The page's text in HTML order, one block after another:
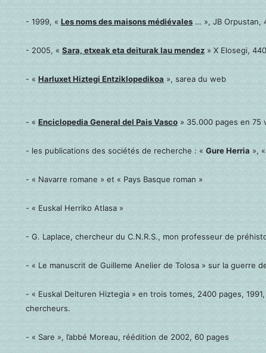
- 1999, « Les noms des maisons médiévales… », JB Orpustan,
- 2005, « Sara, etxeak eta deiturak lau mendez» X Elosegi,
- « Harluxet Hiztegi Entziklopedikoa », sarea du web
- « Enciclopedia General del Pais Vasco» 35.000 pages en 75
- les publications des sociétés de recherche : « Gure Herria »,
- « Navarre romane » et « Pays Basque roman »
- « Euskal Herriko Atlasa »
- G. Laplace, chercheur du C.N.R.S., mon professeur de
- « Le manuscrit de Guilleme Anelier de Tolosa » sur la guerre
- « Euskal Deituren Hiztegia » en trois tomes, 2400 pages,
chercheurs.
- « Sare », l’abbé Moreau, réédition de 2002, 60 pages